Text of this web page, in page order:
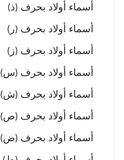
أسماء أولاد بحرف (ذ)
أسماء أولاد بحرف (ر)
أسماء أولاد بحرف (ز)
أسماء أولاد بحرف (س)
أسماء أولاد بحرف (ش)
أسماء أولاد بحرف (ص)
أسماء أولاد بحرف (ض)